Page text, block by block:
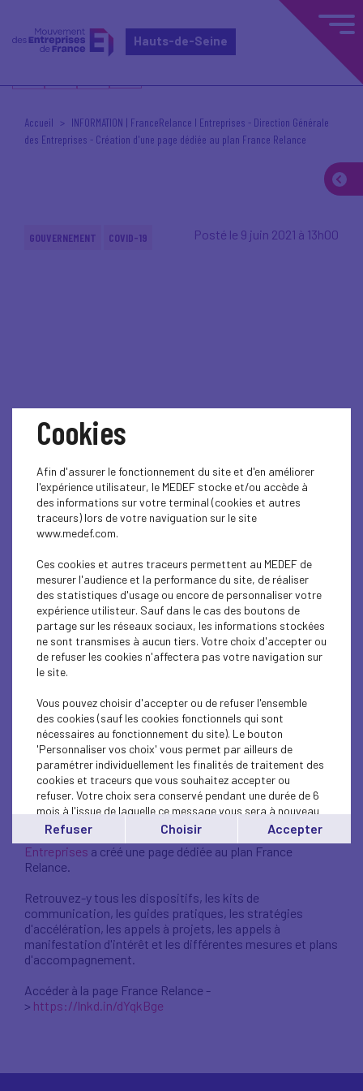
Hauts-de-Seine
Accueil
INFORMATION | FranceRelance I Entreprises - Direction Générale
des Entreprises - Création d'une page dédiée au plan France Relance
GOUVERNEMENT COVID-19 Posté le 9 juin 2021 à 13h00
INFORMATION |
FranceRelance I
Entreprises - Direction
Générale des
Entreprises - Création
d'une page dédiée au
plan France Relance
#FranceRelanceI#Entreprises , pour plus de simplicité et
concernent rapidement, laDirection Générale des
Entreprises a créé une page dédiée au plan France
Relance.
Retrouvez-y tous les dispositifs, les kits de
communication, les guides pratiques, les stratégies
d'accélération, les appels à projets, les appels à
manifestation d'intérêt et les différentes mesures et plans
d'accompagnement.
Accéder à la page France Relance -
> https://lnkd.in/dYqkBge
Cookies
Afin d'assurer le fonctionnement du site et d'en améliorer
l'expérience utilisateur, le MEDEF stocke et/ou accède à
des informations sur votre terminal (cookies et autres
traceurs) lors de votre naviguation sur le site
www.medef.com.
Ces cookies et autres traceurs permettent au MEDEF de
mesurer l'audience et la performance du site, de réaliser
des statistiques d'usage ou encore de personnaliser votre
expérience utilisteur. Sauf dans le cas des boutons de
partage sur les réseaux sociaux, les informations stockées
ne sont transmises à aucun tiers. Votre choix d'accepter ou
de refuser les cookies n'affectera pas votre navigation sur
le site.
Vous pouvez choisir d'accepter ou de refuser l'ensemble
des cookies (sauf les cookies fonctionnels qui sont
nécessaires au fonctionnement du site). Le bouton
'Personnaliser vos choix' vous permet par ailleurs de
paramétrer individuellement les finalités de traitement des
cookies et traceurs que vous souhaitez accepter ou
refuser. Votre choix sera conservé pendant une durée de 6
mois à l'issue de laquelle ce message vous sera à nouveau
affiché..
Vous pouvez modifier votre choix à tout moment en
cliquant sur le lien 'cookies'en bas de page.
Refuser Choisir Accepter